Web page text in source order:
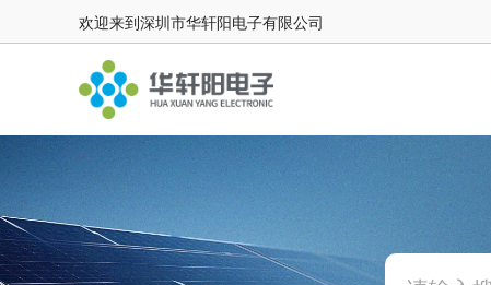
欢迎来到深圳市华轩阳电子有限公司